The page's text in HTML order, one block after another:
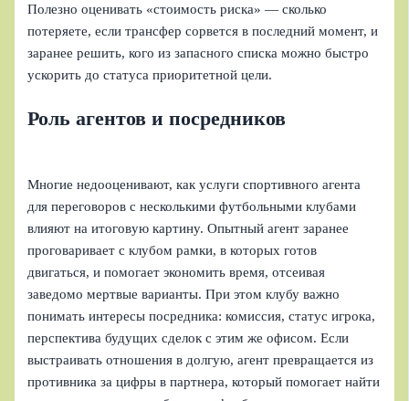
Полезно оценивать «стоимость риска» — сколько
потеряете, если трансфер сорвется в последний момент, и
заранее решить, кого из запасного списка можно быстро
ускорить до статуса приоритетной цели.
Роль агентов и посредников
Многие недооценивают, как услуги спортивного агента
для переговоров с несколькими футбольными клубами
влияют на итоговую картину. Опытный агент заранее
проговаривает с клубом рамки, в которых готов
двигаться, и помогает экономить время, отсеивая
заведомо мертвые варианты. При этом клубу важно
понимать интересы посредника: комиссия, статус игрока,
перспектива будущих сделок с этим же офисом. Если
выстраивать отношения в долгую, агент превращается из
противника за цифры в партнера, который помогает найти